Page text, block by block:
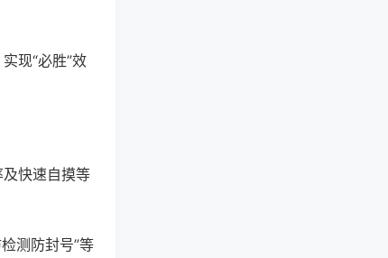
现“必胜”效
快速自摸等
测防封号”等